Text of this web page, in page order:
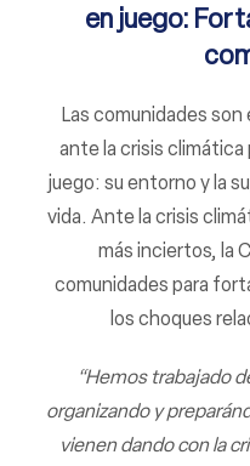
en juego:
Las comunidades son
ante la crisis climática
juego: su entorno y la
vida. Ante la crisis
más inciertos, la
comunidades para
los choques
“Hemos trabajado
organizando y
vienen dando con la